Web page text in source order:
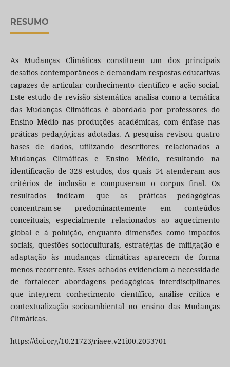
RESUMO
As Mudanças Climáticas constituem um dos principais
desafios contemporâneos e demandam respostas educativas
capazes de articular conhecimento científico e ação social.
Este estudo de revisão sistemática analisa como a temática
das Mudanças Climáticas é abordada por professores do
Ensino Médio nas produções acadêmicas, com ênfase nas
práticas pedagógicas adotadas. A pesquisa revisou quatro
bases de dados, utilizando descritores relacionados a
Mudanças Climáticas e Ensino Médio, resultando na
identificação de 328 estudos, dos quais 54 atenderam aos
critérios de inclusão e compuseram o corpus final. Os
resultados indicam que as práticas pedagógicas
concentram-se predominantemente em conteúdos
conceituais, especialmente relacionados ao aquecimento
global e à poluição, enquanto dimensões como impactos
sociais, questões socioculturais, estratégias de mitigação e
adaptação às mudanças climáticas aparecem de forma
menos recorrente. Esses achados evidenciam a necessidade
de fortalecer abordagens pedagógicas interdisciplinares
que integrem conhecimento científico, análise crítica e
contextualização socioambiental no ensino das Mudanças
Climáticas.
https://doi.org/10.21723/riaee.v21i00.2053701